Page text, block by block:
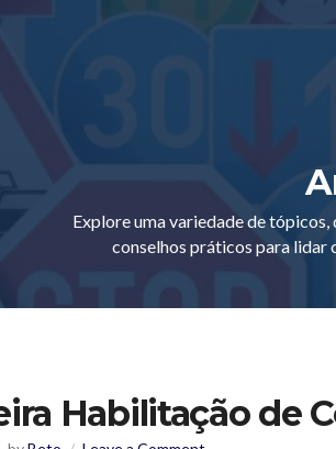
Explore uma variedade de
conselhos práticos para lidar
Habilitação de